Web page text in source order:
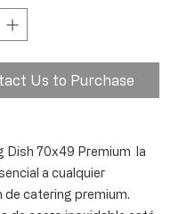
Us to Purchase
Dish 70x49 Premium la
a cualquier
de catering premium.